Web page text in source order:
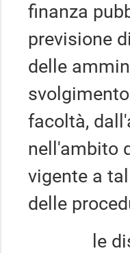
finanza
previsione
delle
facoltà,
nell'ambito
vigente a
delle
le